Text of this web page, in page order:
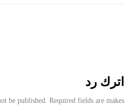
اترك رد
be published. Required fields are makes.